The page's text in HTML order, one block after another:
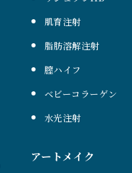
肌育注射
脂肪溶解注射
膣ハイフ
ベビーコラーゲン
水光注射
アートメイク